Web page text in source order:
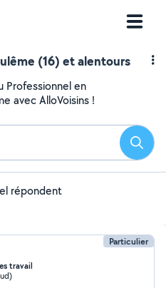
(16) et alentours
Professionnel en
avec AlloVoisins !
répondent
Particulier
travail